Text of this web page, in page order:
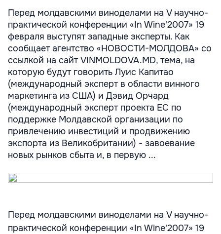
Перед молдавскими виноделами на V научно-
практической конференции «In Wine'2007» 19
февраля выступят западные эксперты. Как
сообщает агентство «НОВОСТИ-МОЛДОВА» со
ссылкой на сайт VINMOLDOVA.MD, тема, на
которую будут говорить Луис Капитао
(международный эксперт в области винного
маркетинга из США) и Дэвид Орчард
(международный эксперт проекта ЕС по
поддержке Молдавской организации по
привлечению инвестиций и продвижению
экспорта из Великобритании) - завоевание
новых рынков сбыта и, в первую ...
Перед молдавскими виноделами на V научно-
практической конференции «In Wine'2007» 19